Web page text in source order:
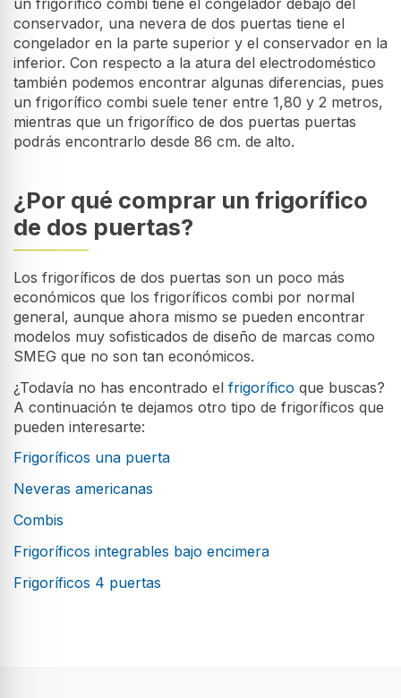
conservador, una nevera de dos puertas tiene el
congelador en la parte superior y el conservador en la
inferior. Con respecto a la atura del electrodoméstico
también podemos encontrar algunas diferencias, pues
un frigorífico combi suele tener entre 1,80 y 2 metros,
mientras que un frigorífico de dos puertas puertas
podrás encontrarlo desde 86 cm. de alto.
¿Por qué comprar un frigorífico
de dos puertas?
Los frigoríficos de dos puertas son un poco más
económicos que los frigoríficos combi por normal
general, aunque ahora mismo se pueden encontrar
modelos muy sofisticados de diseño de marcas como
SMEG que no son tan económicos.
¿Todavía no has encontrado el frigorífico que buscas?
A continuación te dejamos otro tipo de frigoríficos que
pueden interesarte:
Frigoríficos una puerta
Neveras americanas
Combis
Frigoríficos integrables bajo encimera
Frigoríficos 4 puertas